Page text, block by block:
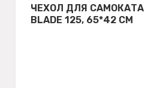
ЧЕХОЛ ДЛЯ САМОКАТА
BLADE 125, 65*42 СМ